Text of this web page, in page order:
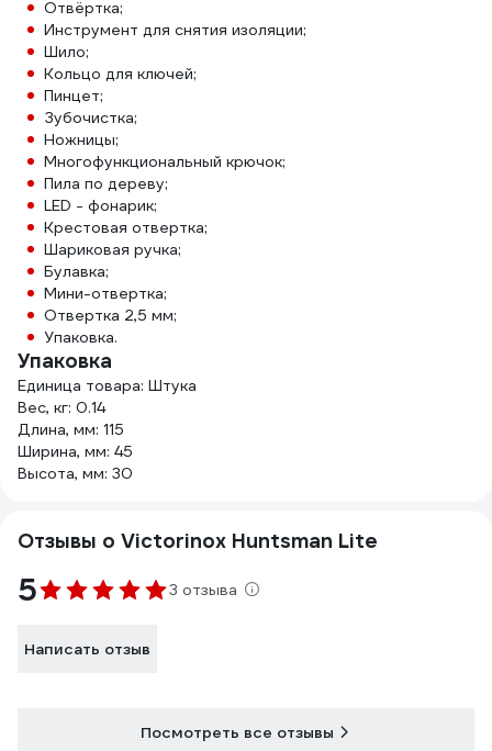
Отвёртка;
Инструмент для снятия изоляции;
Шило;
Кольцо для ключей;
Пинцет;
Зубочистка;
Ножницы;
Многофункциональный крючок;
Пила по дереву;
LED - фонарик;
Крестовая отвертка;
Шариковая ручка;
Булавка;
Мини-отвертка;
Отвертка 2,5 мм;
Упаковка.
Упаковка
Единица товара: Штука
Вес, кг: 0.14
Длина, мм: 115
Ширина, мм: 45
Высота, мм: 30
Отзывы о Victorinox Huntsman Lite
5 3 отзыва
Написать отзыв
Посмотреть все отзывы